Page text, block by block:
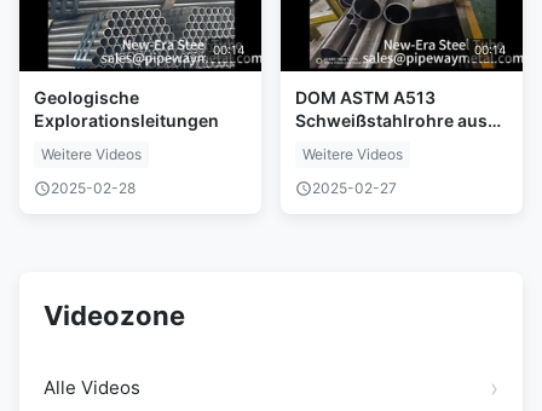
00:14
Geologische
Explorationsleitungen
Weitere Videos
2025-02-28
00:14
DOM ASTM A513
Schweißstahlrohre aus
Weitere Videos
2025-02-27
Videozone
Alle Videos